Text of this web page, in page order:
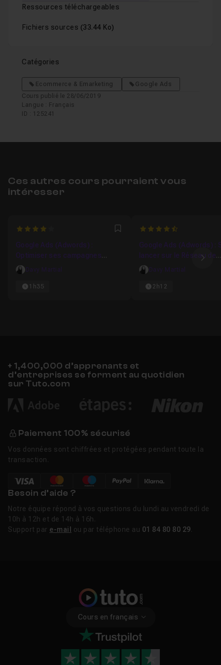
Chapitre 24 : Ou se trouvent-elles et les conditions
Chapitre 25 : Les audiences similaires (Réseau de
Chapitre 27 : L'exclusion d'audience 03m21
Ressources téléchargeables
Fichiers sources (33.44 Ko)
Catégories
Ecommerce & Emarketing
Google Ads
Cours publié le 28/06/2019
Langue : Français
ID : 125241
Ces autres cours pourraient vous
intéresser
4 Favori
Google Ads (Adwords) :
Optimiser ses campagnes
displayDavy Martial
1h35
4.7777777777778
Google Ads (Adwords) :
lancer sur le Réseau de
recherche
Davy Martial
2h12
+ 1,400,000 d’apprenants et
d’entreprises se forment au quotidien
sur Tuto.com
Paiement 100% sécurisé
Vos données sont chiffrées et protégées pendant toute la
transaction.
Besoin d’aide ?
Notre équipe répond à vos questions du lundi au vendredi de
10h à 12h et de 14h à 16h.
Support par e-mail ou par téléphone au 01 84 80 80 29
Cours en français